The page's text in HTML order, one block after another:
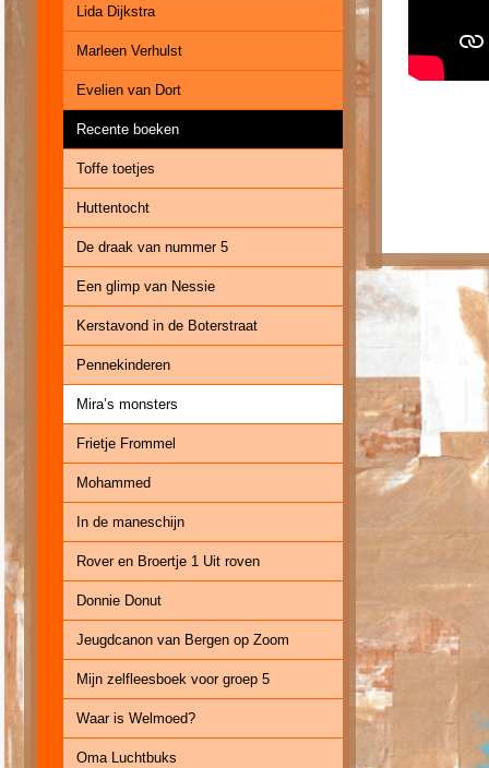
Lida Dijkstra
Marleen Verhulst
Evelien van Dort
Recente boeken
Toffe toetjes
Huttentocht
De draak van nummer 5
Een glimp van Nessie
Kerstavond in de Boterstraat
Pennekinderen
Mira’s monsters
Frietje Frommel
Mohammed
In de maneschijn
Rover en Broertje 1 Uit roven
Donnie Donut
Jeugdcanon van Bergen op Zoom
Mijn zelfleesboek voor groep 5
Waar is Welmoed?
Oma Luchtbuks